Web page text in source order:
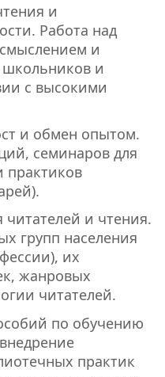
и
Работа над
и
и
с высокими
и обмен опытом.
семинаров для
практиков
и чтения.
групп населения
их
жанровых
читателей.
по обучению
практик